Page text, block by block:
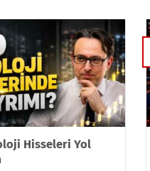
Hisseleri Yol